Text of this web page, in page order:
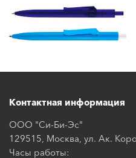
Контактная информация
ООО "Си-Би-Эс"
129515, Москва, ул. Ак.
Часы работы: